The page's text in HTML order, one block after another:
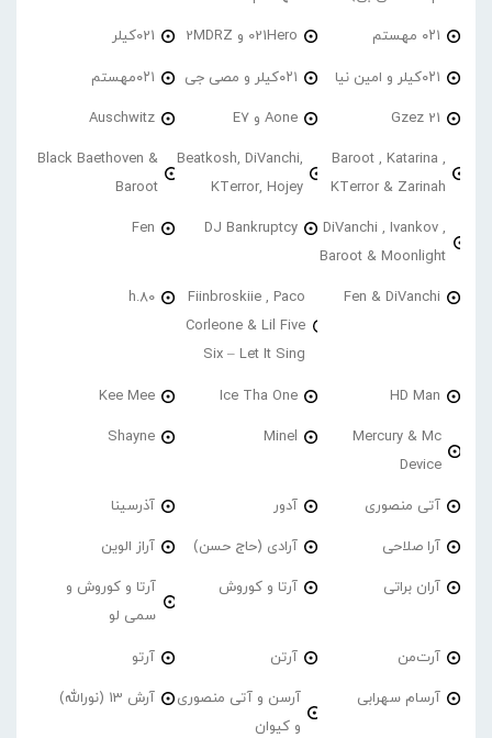
۰۲۱ مهستم 021Hero و 2MDRZ 021کیلر
۰۲۱کیلر و امین نیا ۰۲۱کیلر و مصی جی ۰۲۱مهستم
21 Gzez Aone و E7 Auschwitz
Baroot , Katarina ,
KTerror & Zarinah
Beatkosh, DiVanchi,
KTerror, Hojey
Black Baethoven &
Baroot
DiVanchi , Ivankov ,
Baroot & Moonlight
DJ Bankruptcy
Fen
Fen & DiVanchi
Fiinbroskiie , Paco
Corleone & Lil Five
Six – Let It Sing
h.80
HD Man
Ice Tha One
Kee Mee
Mercury & Mc
Device
Minel
Shayne
آتی منصوری آدور آذرسینا
آرا صلاحی آرادی (حاج حسن) آراز الوین
آران براتی آرتا و کوروش
آرتا و کوروش و
سمی لو
آرت‌من آرتن آرتو
آرسام سهرابی
آرسن و آتی منصوری
و کیوان
آرش 13 (نورالله)